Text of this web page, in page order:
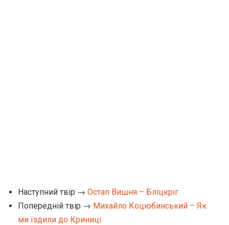
Наступний твір → Остап Вишня – Бліцкріг
Попередній твір → Михайло Коцюбинський – Як
ми їздили до Криниці